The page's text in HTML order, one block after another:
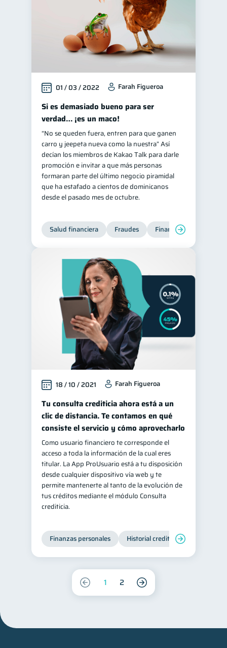
01 / 03 / 2022 Farah Figueroa
Si es demasiado bueno para ser
verdad… ¡es un maco!
“No se queden fuera, entren para que ganen
carro y jeepeta nueva como la nuestra” Así
decían los miembros de Kakao Talk para darle
promoción e invitar a que más personas
formaran parte del último negocio piramidal
que ha estafado a cientos de dominicanos
desde el pasado mes de octubre.
Salud financiera Fraudes Finanzas personales
18 / 10 / 2021 Farah Figueroa
Tu consulta crediticia ahora está a un
clic de distancia. Te contamos en qué
consiste el servicio y cómo aprovecharlo
Como usuario financiero te corresponde el
acceso a toda la información de la cual eres
titular. La App ProUsuario está a tu disposición
desde cualquier dispositivo vía web y te
permite mantenerte al tanto de la evolución de
tus créditos mediante el módulo Consulta
crediticia.
Finanzas personales Historial crediticio
1 2